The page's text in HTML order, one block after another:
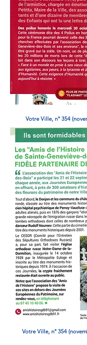
Votre Ville, n° 354
Votre Ville, n° 354